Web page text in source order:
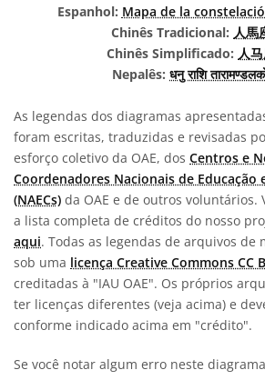
Espanhol: Mapa de la
Chinês Tradicional: 人馬
Chinês Simplificado: 人
Nepalês: धनु राशि
As legendas dos diagramas
foram escritas, traduzidas e revisadas
esforço coletivo da OAE, dos Centros e
Coordenadores Nacionais de Educação
(NAECs) da OAE e de outros voluntários.
a lista completa de créditos do nosso
aqui. Todas as legendas de arquivos de
sob uma licença Creative Commons CC
creditadas à "IAU OAE". Os próprios
ter licenças diferentes (veja acima) e
conforme indicado acima em "crédito".
Se você notar algum erro neste